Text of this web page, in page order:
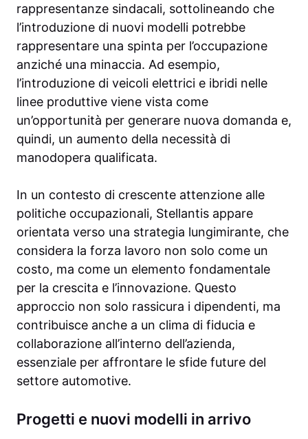
rappresentanze sindacali, sottolineando che
l’introduzione di nuovi modelli potrebbe
rappresentare una spinta per l’occupazione
anziché una minaccia. Ad esempio,
l’introduzione di veicoli elettrici e ibridi nelle
linee produttive viene vista come
un’opportunità per generare nuova domanda e,
quindi, un aumento della necessità di
manodopera qualificata.
In un contesto di crescente attenzione alle
politiche occupazionali, Stellantis appare
orientata verso una strategia lungimirante, che
considera la forza lavoro non solo come un
costo, ma come un elemento fondamentale
per la crescita e l’innovazione. Questo
approccio non solo rassicura i dipendenti, ma
contribuisce anche a un clima di fiducia e
collaborazione all’interno dell’azienda,
essenziale per affrontare le sfide future del
settore automotive.
Progetti e nuovi modelli in arrivo